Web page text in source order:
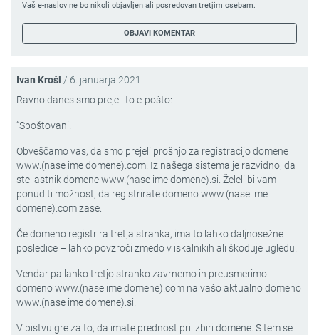
Vaš e-naslov ne bo nikoli objavljen ali posredovan tretjim osebam.
Ivan Krošl / 6. januarja 2021
Ravno danes smo prejeli to e-pošto:
“Spoštovani!
Obveščamo vas, da smo prejeli prošnjo za registracijo domene
www.(nase ime domene).com. Iz našega sistema je razvidno, da
ste lastnik domene www.(nase ime domene).si. Želeli bi vam
ponuditi možnost, da registrirate domeno www.(nase ime
domene).com zase.
Če domeno registrira tretja stranka, ima to lahko daljnosežne
posledice – lahko povzroči zmedo v iskalnikih ali škoduje ugledu.
Vendar pa lahko tretjo stranko zavrnemo in preusmerimo
domeno www.(nase ime domene).com na vašo aktualno domeno
www.(nase ime domene).si.
V bistvu gre za to, da imate prednost pri izbiri domene. S tem se